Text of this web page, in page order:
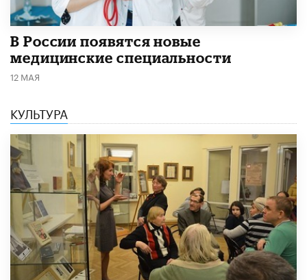
В России появятся новые
медицинские специальности
12 МАЯ
КУЛЬТУРА